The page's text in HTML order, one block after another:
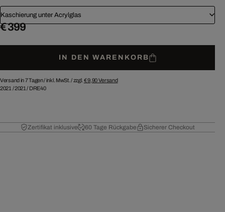
Kaschierung unter Acrylglas
€ 399
IN DEN WARENKORB
Versand in 7 Tagen /inkl. MwSt. / zzgl. € 9,90Versand
2021 /2021 / DRE40
Zertifikat inklusive 60 Tage Rückgabe Sicherer Checkout